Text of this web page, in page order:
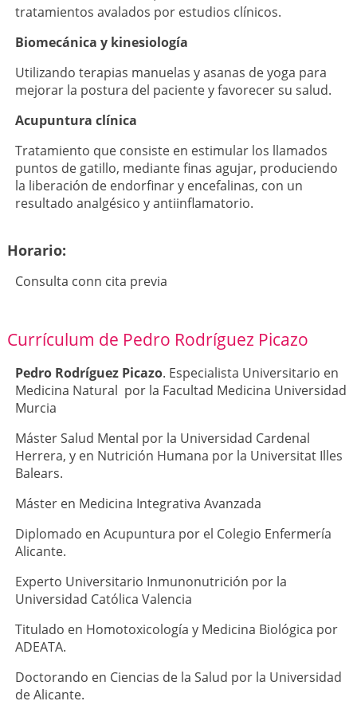
tratamientos avalados por estudios clínicos.
Biomecánica y kinesiología
Utilizando terapias manuelas y asanas de yoga para
mejorar la postura del paciente y favorecer su salud.
Acupuntura clínica
Tratamiento que consiste en estimular los llamados
puntos de gatillo, mediante finas agujar, produciendo
la liberación de endorfinar y encefalinas, con un
resultado analgésico y antiinflamatorio.
Horario:
Consulta conn cita previa
Currículum de Pedro Rodríguez Picazo
Pedro Rodríguez Picazo. Especialista Universitario en
Medicina Natural por la Facultad Medicina Universidad
Murcia
Máster Salud Mental por la Universidad Cardenal
Herrera, y en Nutrición Humana por la Universitat Illes
Balears.
Máster en Medicina Integrativa Avanzada
Diplomado en Acupuntura por el Colegio Enfermería
Alicante.
Experto Universitario Inmunonutrición por la
Universidad Católica Valencia
Titulado en Homotoxicología y Medicina Biológica por
ADEATA.
Doctorando en Ciencias de la Salud por la Universidad
de Alicante.